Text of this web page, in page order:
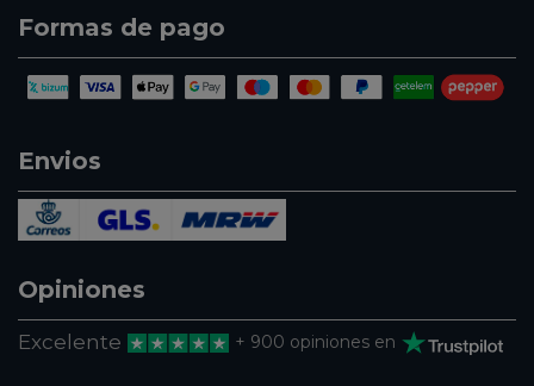
Formas de pago
Envios
Opiniones
Excelente + 900 opiniones en